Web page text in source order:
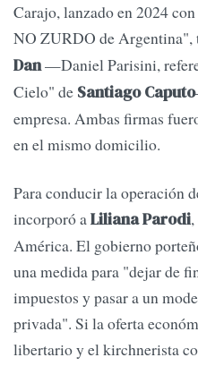
Carajo, lanzado en 2024
NO ZURDO de Argentina",
Dan—Daniel Parisini,
Cielo" de Santiago Caputo
empresa. Ambas firmas
en el mismo domicilio.
Para conducir la operación
incorporó aLiliana Parodi
América. El gobierno
una medida para "dejar de
impuestos y pasar a un
privada". Si la oferta
libertario y el kirchnerista